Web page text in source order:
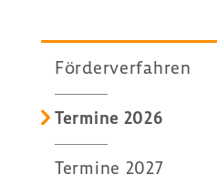
Förder­ver­fahren
Termine 2026
Termine 2027